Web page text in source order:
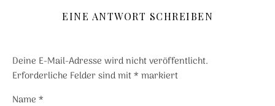
EINE ANTWORT SCHREIBEN
Deine E-Mail-Adresse wird nicht veröffentlicht.
Erforderliche Felder sind mit* markiert
Name *